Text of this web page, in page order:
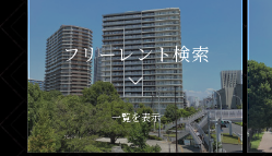
フリーレント検索
一覧を表示